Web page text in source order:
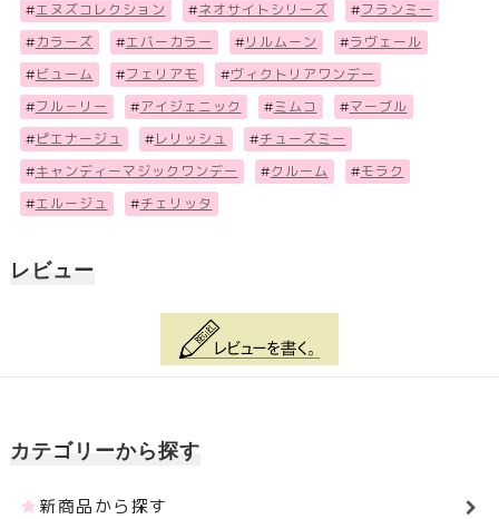
#エヌズコレクション #ネオサイトシリーズ #フランミー
# カラーズ #エバーカラー # リルムーン #ラヴェール
# ビューム #フェリアモ #ヴィクトリアワンデー
#フル－リー #アイジェニック #ミムコ #マーブル
# ピエナージュ # レリッシュ #チューズミー
#キャンディーマジックワンデー #クルーム #モラク
#エルージュ #チェリッタ
レビュー
カテゴリーから探す
新商品から探す